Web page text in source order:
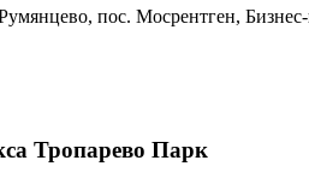
пос. Мосрентген,
Тропарево Парк